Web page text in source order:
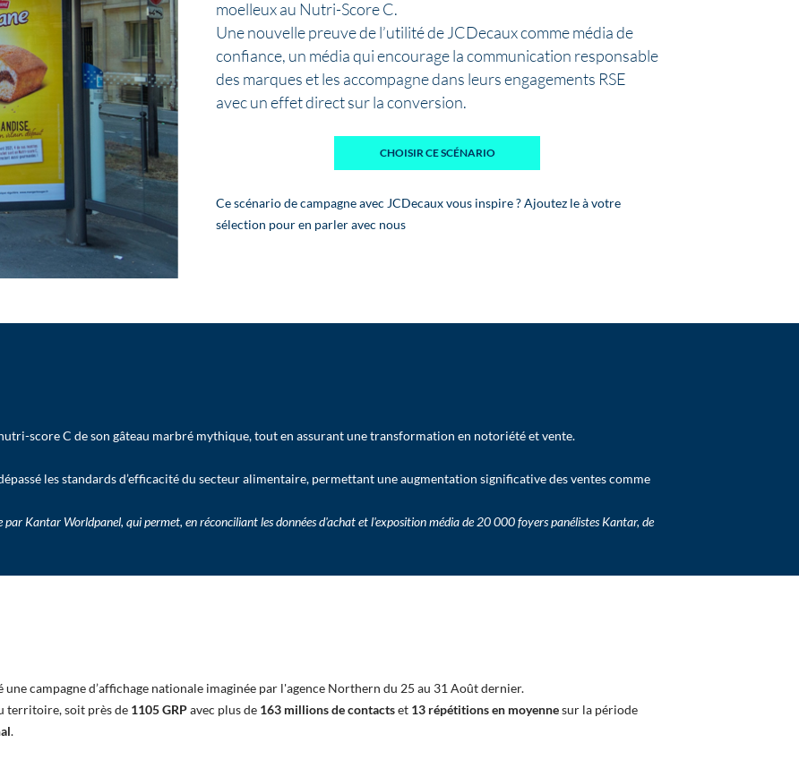
moelleux au Nutri-Score C.
Une nouvelle preuve de l’utilité de JCDecaux comme média de
confiance, un média qui encourage la communication responsable
des marques et les accompagne dans leurs engagements RSE
avec un effet direct sur la conversion.
CHOISIR CE SCÉNARIO
Ce scénario de campagne avec JCDecaux vous inspire ? Ajoutez le à votre
sélection pour en parler avec nous
nutri-score C de son gâteau marbré mythique, tout en assurant une transformation en notoriété et vente.
les standards d’efficacité du secteur alimentaire, permettant une augmentation significative des ventes comme
Kantar Worldpanel, qui permet, en réconciliant les données d'achat et l'exposition média de 20 000 foyers panélistes Kantar, de
une campagne d’affichage nationale imaginée par l'agence Northern du 25 au 31 Août dernier.
territoire, soit près de 1105 GRPavec plus de 163 millions de contactset 13 répétitions en moyennesur la période
.